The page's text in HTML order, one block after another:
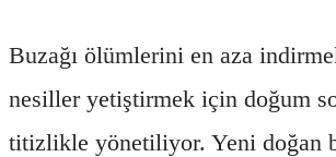
Buzağı ölümlerini en aza
nesiller yetiştirmek için doğum
titizlikle yönetiliyor. Yeni doğan